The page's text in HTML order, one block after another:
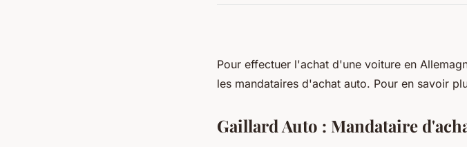
Pour effectuer l'achat d'une voiture en
les mandataires d'achat auto. Pour en savoir
Gaillard Auto : Mandataire